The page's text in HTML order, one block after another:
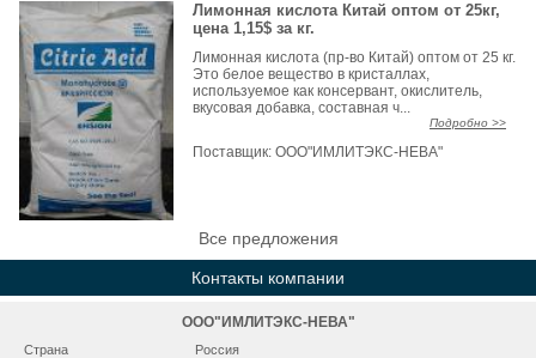
Лимонная кислота Китай оптом от 25кг,
цена 1,15$ за кг.
Лимонная кислота (пр-во Китай) оптом от 25 кг.
Это белое вещество в кристаллах,
используемое как консервант, окислитель,
вкусовая добавка, составная ч...
Подробно >>
Поставщик:ООО"ИМЛИТЭКС-НЕВА"
Все предложения
Контакты компании
ООО"ИМЛИТЭКС-НЕВА"
Страна
Россия